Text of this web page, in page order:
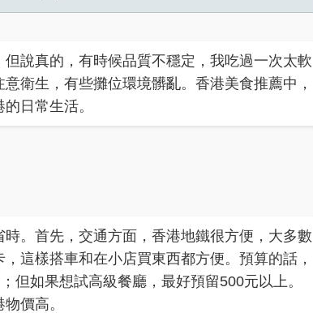
說真的，有時候品質不穩定，我吃過一次太軟
衛生，有些攤位環境髒亂。香港美食推薦中，
日常生活。
。首先，交通方面，香港地鐵很方便，大多數
這樣搭車和在小店買東西都方便。預算的話，
但如果想試高級餐廳，最好預留500元以上。
價高。